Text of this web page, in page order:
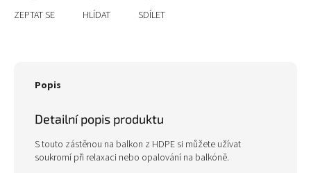
ZEPTAT SE HLÍDAT SDÍLET
Popis
Detailní popis produktu
S touto zástěnou na balkon z HDPE si můžete užívat
soukromí při relaxaci nebo opalování na balkóně.